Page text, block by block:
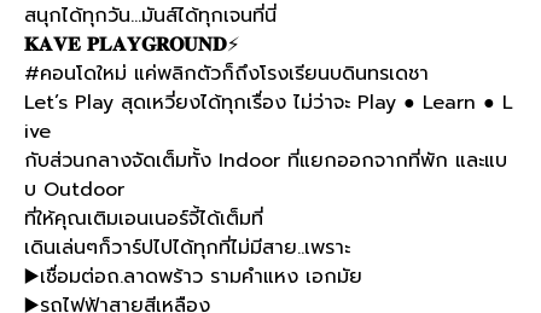
สนุกได้ทุกวัน…มันส์ได้ทุกเจนที่นี่​
𝐊𝐀𝐕𝐄 𝐏𝐋𝐀𝐘𝐆𝐑𝐎𝐔𝐍𝐃⚡️​
#คอนโดใหม่ แค่พลิกตัวก็ถึงโรงเรียนบดินทรเดชา​
Let’s Play สุดเหวี่ยงได้ทุกเรื่อง ไม่ว่าจะ Play ● Learn ● L
ive​
กับส่วนกลางจัดเต็มทั้ง Indoor ที่แยกออกจากที่พัก และแบ
บ Outdoor ​
ที่ให้คุณเติมเอนเนอร์จี้ได้เต็มที่​
เดินเล่นๆก็วาร์ปไปได้ทุกที่ไม่มีสาย..เพราะ​
▶️เชื่อมต่อถ.ลาดพร้าว รามคำแหง เอกมัย​
▶️รถไฟฟ้าสายสีเหลือง ​